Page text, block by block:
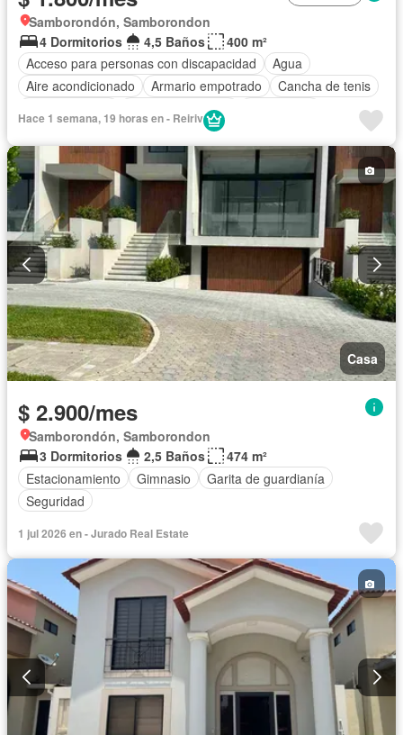
Samborondón, Samborondon
4 Dormitorios
4,5 Baños
400 m²
Acceso para personas con discapacidad
Agua
Aire acondicionado
Armario empotrado
Cancha de tenis
Cuarto de servicio
Garita de guardianía
Patio
Piscina
Seguridad Terraza
Hace 1 semana, 19 horas en - Reiriv
Casa
$ 2.900/mes
Samborondón, Samborondon
3 Dormitorios
2,5 Baños
474 m²
Estacionamiento
Gimnasio
Garita de guardianía
Seguridad
1 jul 2026 en - Jurado Real Estate